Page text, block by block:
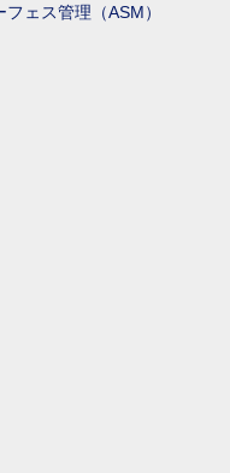
ェス管理（ASM）